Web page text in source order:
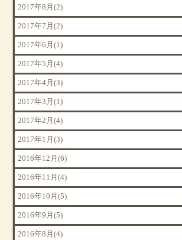
2017年8月(2)
2017年7月(2)
2017年6月(1)
2017年5月(4)
2017年4月(3)
2017年3月(1)
2017年2月(4)
2017年1月(3)
2016年12月(6)
2016年11月(4)
2016年10月(5)
2016年9月(5)
2016年8月(4)